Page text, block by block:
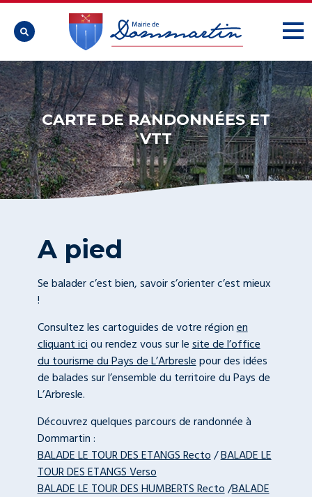

CARTE DE RANDONNÉES ET
VTT
A pied
Se balader c’est bien, savoir s’orienter c’est mieux
!
Consultez les cartoguides de votre région en
cliquant ici ou rendez vous sur le site de l’office
du tourisme du Pays de L’Arbresle pour des idées
de balades sur l’ensemble du territoire du Pays de
L’Arbresle.
Découvrez quelques parcours de randonnée à
Dommartin :
BALADE LE TOUR DES ETANGS Recto /BALADE LE
TOUR DES ETANGS Verso
BALADE LE TOUR DES HUMBERTS Recto /BALADE